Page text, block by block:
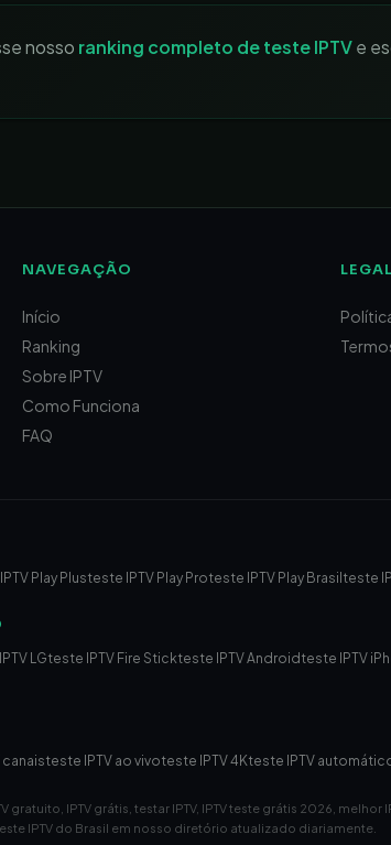
nosso ranking completo de teste IPTVe
NAVEGAÇÃO
Início
Ranking
Sobre IPTV
Como Funciona
FAQ
LEGAL
Play Plusteste IPTV Play Proteste IPTV Play Brasil teste
LGteste IPTV Fire Stickteste IPTV Android teste IPTV
canaisteste IPTV ao vivoteste IPTV 4Kteste IPTV
gratuito, IPTV grátis, testar IPTV, IPTV teste grátis 2026, melhor
IPTV do Brasil em nosso diretório atualizado diariamente.